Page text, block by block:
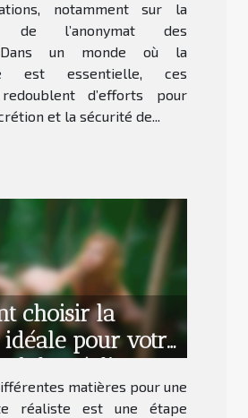
notamment sur la
de l’anonymat des
Dans un monde où la
est essentielle, ces
d’efforts pour
et la sécurité de...
choisir la
pour votre
réaliste ?
matières pour une
réaliste est une étape